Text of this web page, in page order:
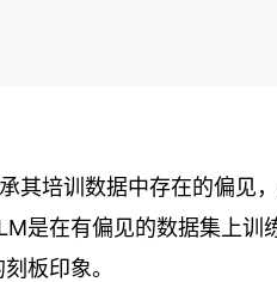
其培训数据中存在的偏见
是在有偏见的数据集上训
板印象。